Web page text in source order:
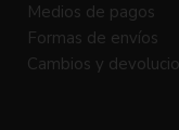
Medios de pagos
Formas de envíos
Cambios y